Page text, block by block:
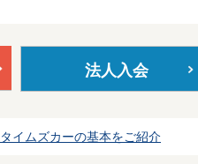
法人入会
イムズカーの基本をご紹介